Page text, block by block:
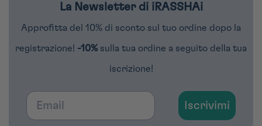
La Newsletter di iRASSHAi
Approfitta del 10% di sconto sul tuo ordine dopo la
registrazione! -10% sulla tua ordine a seguito della tua
iscrizione!
Email
Iscrivimi